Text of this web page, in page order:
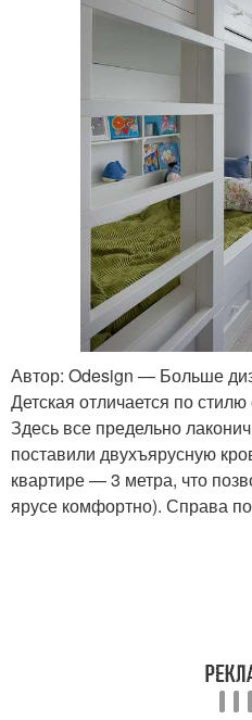
Автор: Odesign — Больше
Детская отличается по стилю
Здесь все предельно
поставили двухъярусную
квартире — 3 метра, что
ярусе комфортно). Справа